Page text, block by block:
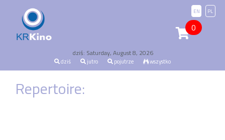
PL
EN
0
dziś: Saturday, August 8, 2026
dziś jutro pojutrze wszystko
Repertoire: